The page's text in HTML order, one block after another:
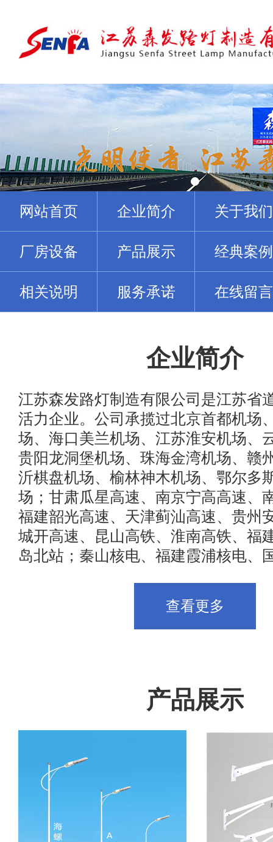
网站首页 企业简介 关于我们
厂房设备 产品展示 经典案例
相关说明 服务承诺 在线留言
企业简介
江苏森发路灯制造有限公司是江苏省
活力企业。公司承揽过北京首都机场
场、海口美兰机场、江苏淮安机场、
贵阳龙洞堡机场、珠海金湾机场、赣
沂棋盘机场、榆林神木机场、鄂尔多
场；甘肃瓜星高速、南京宁高高速、
福建韶光高速、天津蓟汕高速、贵州
城开高速、昆山高铁、淮南高铁、福
岛北站；秦山核电、福建霞浦核电、
查看更多
产品展示